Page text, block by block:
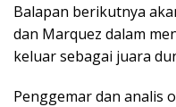
Balapan berikutnya
dan Marquez dalam
keluar sebagai juara
Penggemar dan analis